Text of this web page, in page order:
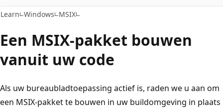
Learn Windows MSIX
Een MSIX-pakket bouwen
vanuit uw code
Als uw bureaubladtoepassing actief is, raden we u aan om
een MSIX-pakket te bouwen in uw buildomgeving in plaats